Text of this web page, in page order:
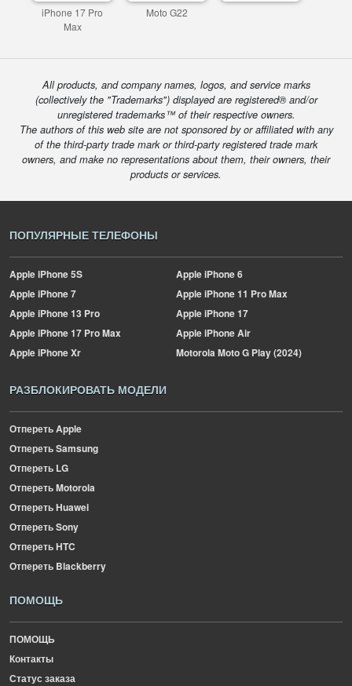
iPhone 17 Pro
Max
Moto G22
All products, and company names, logos, and service marks
(collectively the "Trademarks") displayed are registered® and/or
unregistered trademarks™ of their respective owners.
The authors of this web site are not sponsored by or affiliated with any
of the third-party trade mark or third-party registered trade mark
owners, and make no representations about them, their owners, their
products or services.
ПОПУЛЯРНЫЕ ТЕЛЕФОНЫ
AppleiPhone 5S AppleiPhone 6
AppleiPhone 7 AppleiPhone 11 Pro Max
AppleiPhone 13 Pro AppleiPhone 17
AppleiPhone 17 Pro Max AppleiPhone Air
AppleiPhone Xr MotorolaMoto G Play (2024)
РАЗБЛОКИРОВАТЬ МОДЕЛИ
Отпереть Apple
Отпереть Samsung
Отпереть LG
Отпереть Motorola
Отпереть Huawei
Отпереть Sony
Отпереть HTC
Отпереть Blackberry
ПОМОЩЬ
ПОМОЩЬ
Контакты
Статус заказа